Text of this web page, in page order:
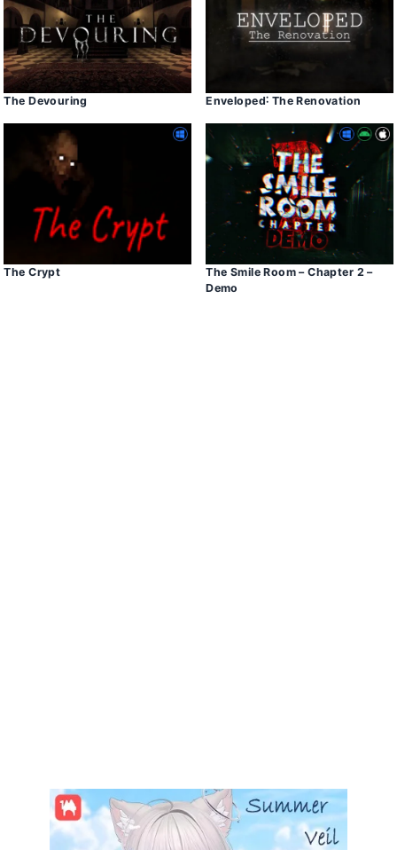
The Devouring Enveloped˸ The Renovation
The Crypt
The Smile Room – Chapter 2 –
Demo